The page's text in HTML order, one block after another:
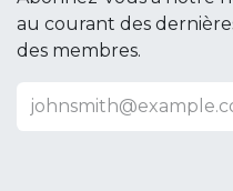
au courant des
des membres.